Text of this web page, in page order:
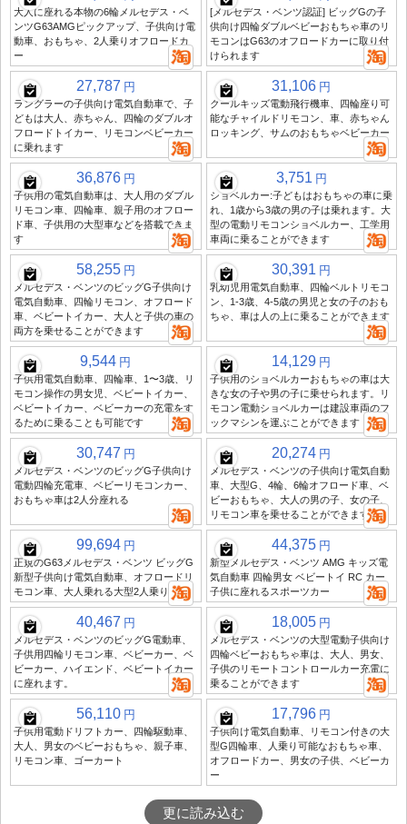
大人に座れる本物の6輪メルセデス・ベ
ンツG63AMGピックアップ、子供向け電
動車、おもちゃ、2人乗りオフロードカ
ー
[メルセデス・ベンツ認証] ビッグGの子
供向け四輪ダブルベビーおもちゃ車のリ
モコンはG63のオフロードカーに取り付
けられます
27,787 円
ラングラーの子供向け電気自動車で、子
どもは大人、赤ちゃん、四輪のダブルオ
フロードトイカー、リモコンベビーカー
に乗れます
31,106 円
クールキッズ電動飛行機車、四輪座り可
能なチャイルドリモコン、車、赤ちゃん
ロッキング、サムのおもちゃベビーカー
36,876 円
子供用の電気自動車は、大人用のダブル
リモコン車、四輪車、親子用のオフロー
ド車、子供用の大型車などを搭載できま
す
3,751 円
ショベルカー:子どもはおもちゃの車に乗
れ、1歳から3歳の男の子は乗れます。大
型の電動リモコンショベルカー、工学用
車両に乗ることができます
58,255 円
メルセデス・ベンツのビッグG子供向け
電気自動車、四輪リモコン、オフロード
車、ベビートイカー、大人と子供の車の
両方を乗せることができます
30,391 円
乳幼児用電気自動車、四輪ベルトリモコ
ン、1-3歳、4-5歳の男児と女の子のおも
ちゃ、車は人の上に乗ることができます
9,544 円
子供用電気自動車、四輪車、1〜3歳、リ
モコン操作の男女児、ベビートイカー、
ベビートイカー、ベビーカーの充電をす
るために乗ることも可能です
14,129 円
子供用のショベルカーおもちゃの車は大
きな女の子や男の子に乗せられます。リ
モコン電動ショベルカーは建設車両のフ
ックマシンを運ぶことができます
30,747 円
メルセデス・ベンツのビッグG子供向け
電動四輪充電車、ベビーリモコンカー、
おもちゃ車は2人分座れる
20,274 円
メルセデス・ベンツの子供向け電気自動
車、大型G、4輪、6輪オフロード車、ベ
ビーおもちゃ、大人の男の子、女の子、
リモコン車を乗せることができます。
99,694 円
正規のG63メルセデス・ベンツ ビッグG
新型子供向け電気自動車、オフロードリ
モコン車、大人乗れる大型2人乗り
44,375 円
新型メルセデス・ベンツ AMG キッズ電
気自動車 四輪男女 ベビートイ RC カー
子供に座れるスポーツカー
40,467 円
メルセデス・ベンツのビッグG電動車、
子供用四輪リモコン車、ベビーカー、ベ
ビーカー、ハイエンド、ベビートイカー
に座れます。
18,005 円
メルセデス・ベンツの大型電動子供向け
四輪ベビーおもちゃ車は、大人、男女、
子供のリモートコントロールカー充電に
乗ることができます
56,110 円
子供用電動ドリフトカー、四輪駆動車、
大人、男女のベビーおもちゃ、親子車、
リモコン車、ゴーカート
17,796 円
子供向け電気自動車、リモコン付きの大
型G四輪車、人乗り可能なおもちゃ車、
オフロードカー、男女の子供、ベビーカ
ー
更に読み込む